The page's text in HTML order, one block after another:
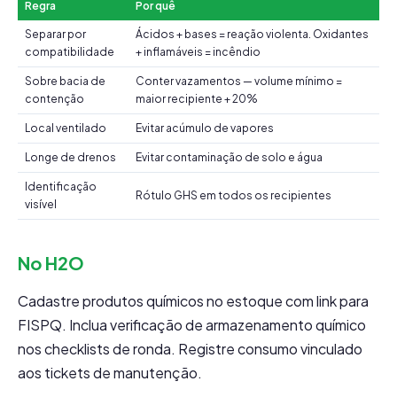
Regra Por quê
Separar por
compatibilidade
Ácidos + bases = reação violenta. Oxidantes
+ inflamáveis = incêndio
Sobre bacia de
contenção
Conter vazamentos — volume mínimo =
maior recipiente + 20%
Local ventilado Evitar acúmulo de vapores
Longe de drenos Evitar contaminação de solo e água
Identificação
visível
Rótulo GHS em todos os recipientes
No H2O
Cadastre produtos químicos no estoque com link para
FISPQ. Inclua verificação de armazenamento químico
nos checklists de ronda. Registre consumo vinculado
aos tickets de manutenção.